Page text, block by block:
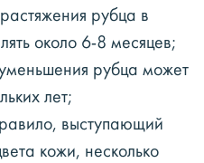
рубца в
около 6-8 месяцев;
рубца может
лет;
выступающий
кожи, несколько